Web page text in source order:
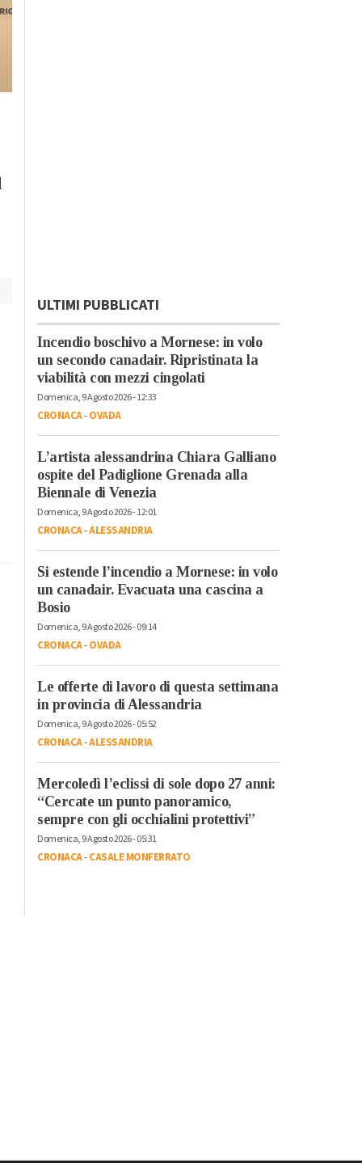
ULTIMI PUBBLICATI
Incendio boschivo a Mornese: in volo
un secondo canadair. Ripristinata la
viabilità con mezzi cingolati
Domenica, 9 Agosto 2026 - 12:33
CRONACA-OVADA
L’artista alessandrina Chiara Galliano
ospite del Padiglione Grenada alla
Biennale di Venezia
Domenica, 9 Agosto 2026 - 12:01
CRONACA-ALESSANDRIA
Si estende l’incendio a Mornese: in volo
un canadair. Evacuata una cascina a
Bosio
Domenica, 9 Agosto 2026 - 09:14
CRONACA-OVADA
Le offerte di lavoro di questa settimana
in provincia di Alessandria
Domenica, 9 Agosto 2026 - 05:52
CRONACA-ALESSANDRIA
Mercoledì l’eclissi di sole dopo 27 anni:
“Cercate un punto panoramico,
sempre con gli occhialini protettivi”
Domenica, 9 Agosto 2026 - 05:31
CRONACA-CASALE MONFERRATO